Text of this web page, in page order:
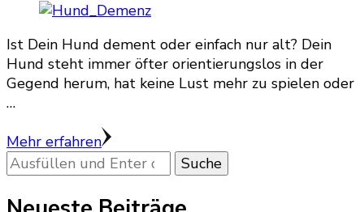
Ist Dein Hund dement oder einfach nur alt? Dein
Hund steht immer öfter orientierungslos in der
Gegend herum, hat keine Lust mehr zu spielen oder
…
Mehr erfahren
Suchst
du
nach